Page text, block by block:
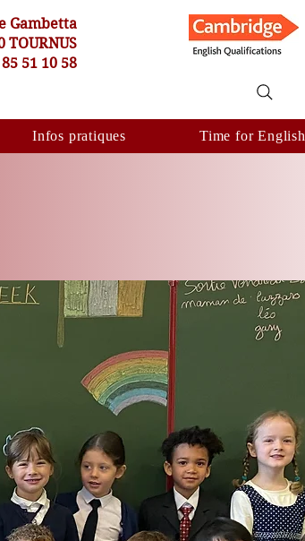
Gambetta
TOURNUS
51 10 58
Infos pratiques Time for English